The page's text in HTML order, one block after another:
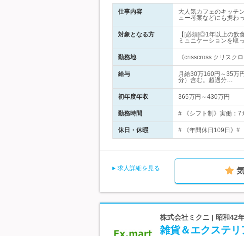
仕事内容
大人気カフェのキッチ
ュー考案などにも携わ
対象となる方
【[必須]◎1年以上の飲
ミュニケーションを取
勤務地 《crisscross クリスク
給与
月給30万160円～35万
分）含む。超過分…
初年度年収 365万円～430万円
勤務時間 # 《シフト制》実働：
休日・休暇 # 《年間休日109日》#
求人詳細を見る
株式会社ミクニ | 昭和42
雑貨＆エクステ